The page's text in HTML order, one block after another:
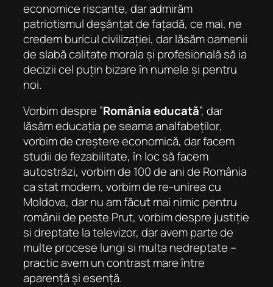
economice riscante, dar admirăm
patriotismul deșănțat de fațadă, ce mai, ne
credem buricul civilizației, dar lăsăm oamenii
de slabă calitate morala și profesională să ia
decizii cel puțin bizare în numele și pentru
noi.
Vorbim despre ”România educată”, dar
lăsăm educația pe seamaanalfabeților,
vorbim de creștere economică, dar facem
studii de fezabilitate, în loc să facem
autostrăzi, vorbim de 100 de ani de România
ca stat modern, vorbim de re-unirea cu
Moldova, dar nu am făcut mai nimic pentru
românii de peste Prut, vorbim despre justiție
si dreptate la televizor, dar avem parte de
multe procese lungi si multa nedreptate –
practic avem un contrast mare între
aparență și esență.